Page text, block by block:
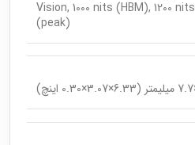
Vision, 1000 nits (HBM), 1200 nits
(peak)